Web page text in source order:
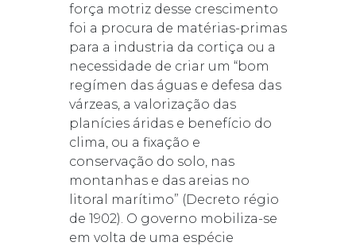
força motriz desse crescimento
foi a procura de matérias-primas
para a industria da cortiça ou a
necessidade de criar um “bom
regímen das águas e defesa das
várzeas, a valorização das
planícies áridas e benefício do
clima, ou a fixação e
conservação do solo, nas
montanhas e das areias no
litoral marítimo” (Decreto régio
de 1902). O governo mobiliza-se
em volta de uma espécie